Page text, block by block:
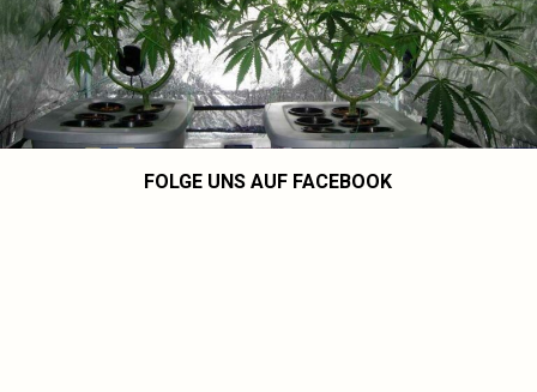
FOLGE UNS AUF FACEBOOK